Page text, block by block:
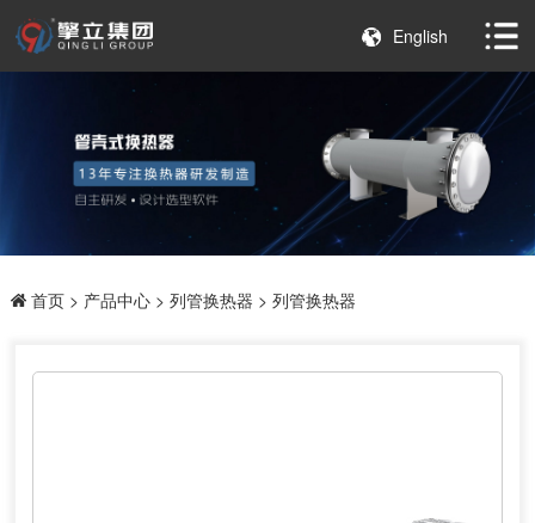
English
首页> 产品中心> 列管换热器 > 列管换热器